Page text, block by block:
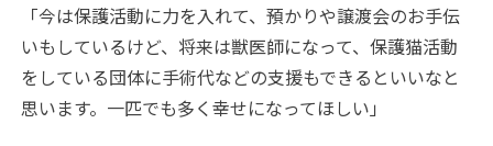
「今は保護活動に力を入れて、預かりや譲渡会のお手伝
いもしているけど、将来は獣医師になって、保護猫活動
をしている団体に手術代などの支援もできるといいなと
思います。一匹でも多く幸せになってほしい」